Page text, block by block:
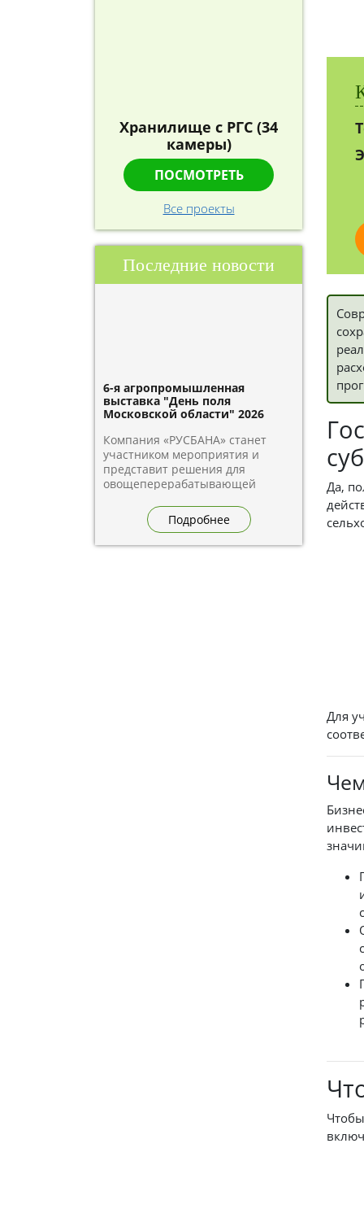
Хранилище с РГС (34
камеры)
ПОСМОТРЕТЬ
Все проекты
Последние новости
6-я агропромышленная
выставка "День поля
Московской области" 2026
Компания «РУСБАНА» станет
участником мероприятия и
представит решения для
овощеперерабатывающей
выставке позволит обсудить
актуальные задачи отрасли и
познакомить гостей с
Подробнее
Да,
Для